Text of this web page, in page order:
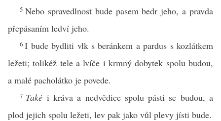
5 Nebo spravedlnost bude pasem bedr jeho, a pravda
přepásaním ledví jeho.
6I bude bydliti vlk s beránkem a pardus s kozlátkem
ležeti; tolikéž tele a lvíče i krmný dobytek spolu budou,
a malé pacholátko je povede.
7 Také i kráva a nedvědice spolu pásti se budou, a
plod jejich spolu ležeti, lev pak jako vůl plevy jísti bude.